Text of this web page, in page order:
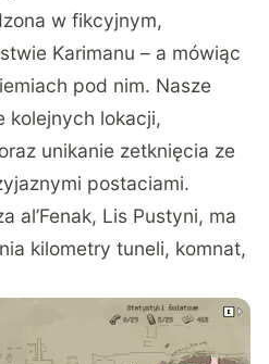
w fikcyjnym,
Karimanu – a mówiąc
pod nim. Nasze
kolejnych lokacji,
unikanie zetknięcia ze
postaciami.
al’Fenak, Lis Pustyni, ma
kilometry tuneli, komnat,